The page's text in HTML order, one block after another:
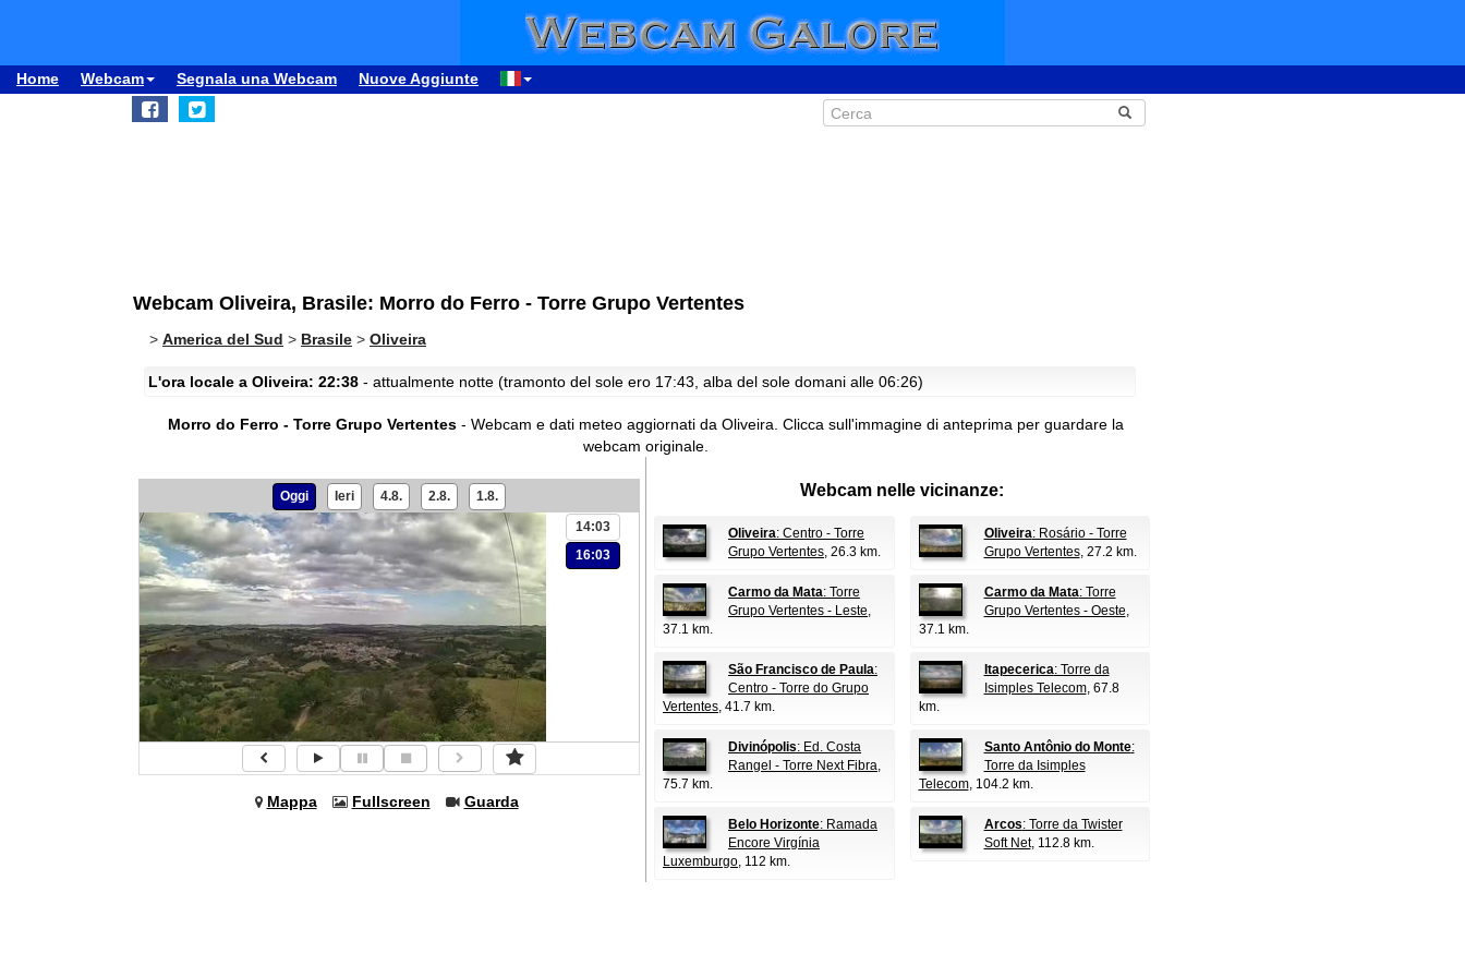
Home Webcam Segnala una Webcam Nuove Aggiunte
Webcam Oliveira, Brasile: Morro do Ferro - Torre Grupo Vertentes
> America del Sud > Brasile > Oliveira
L'ora locale a Oliveira: 22:38 - attualmente notte (tramonto del sole ero 17:43, alba del sole domani alle 06:26)
Morro do Ferro - Torre Grupo Vertentes- Webcam e dati meteo aggiornati da Oliveira. Clicca sull'immagine di anteprima per guardare la
webcam originale.
Oggi Ieri 4.8. 2.8. 1.8.
14:03
16:03
Mappa Fullscreen Guarda
Webcam nelle vicinanze:
Oliveira: Centro - Torre
Grupo Vertentes, 26.3 km.
Oliveira: Rosário - Torre
Grupo Vertentes, 27.2 km.
Carmo da Mata: Torre
Grupo Vertentes - Leste,
37.1 km.
Carmo da Mata: Torre
Grupo Vertentes - Oeste,
37.1 km.
São Francisco de Paula:
Centro - Torre do Grupo
Vertentes, 41.7 km.
Itapecerica: Torre da
Isimples Telecom, 67.8
km.
Divinópolis: Ed. Costa
Rangel - Torre Next Fibra,
75.7 km.
Santo Antônio do Monte:
Torre da Isimples
Telecom, 104.2 km.
Belo Horizonte: Ramada
Encore Virgínia
Luxemburgo, 112 km.
Arcos: Torre da Twister
Soft Net, 112.8 km.